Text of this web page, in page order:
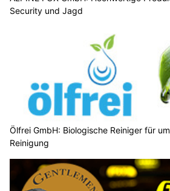
Security und Jagd
Ölfrei GmbH: Biologische Reiniger für
Reinigung